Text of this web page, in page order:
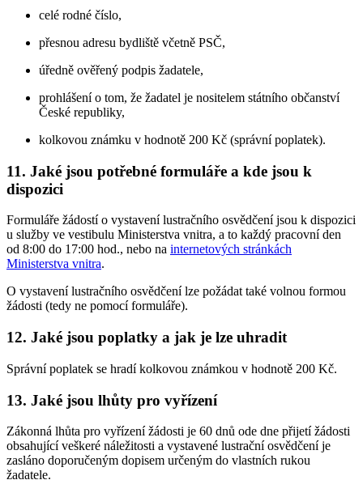
celé rodné číslo,
přesnou adresu bydliště včetně PSČ,
úředně ověřený podpis žadatele,
prohlášení o tom, že žadatel je nositelem státního občanství
České republiky,
kolkovou známku v hodnotě 200 Kč (správní poplatek).
11. Jaké jsou potřebné formuláře a kde jsou k
dispozici
Formuláře žádostí o vystavení lustračního osvědčení jsou k dispozici
u služby ve vestibulu Ministerstva vnitra, a to každý pracovní den
od 8:00 do 17:00 hod., nebo na internetových stránkách
Ministerstva vnitra.
O vystavení lustračního osvědčení lze požádat také volnou formou
žádosti (tedy ne pomocí formuláře).
12. Jaké jsou poplatky a jak je lze uhradit
Správní poplatek se hradí kolkovou známkou v hodnotě 200 Kč.
13. Jaké jsou lhůty pro vyřízení
Zákonná lhůta pro vyřízení žádosti je 60 dnů ode dne přijetí žádosti
obsahující veškeré náležitosti a vystavené lustrační osvědčení je
zasláno doporučeným dopisem určeným do vlastních rukou
žadatele.